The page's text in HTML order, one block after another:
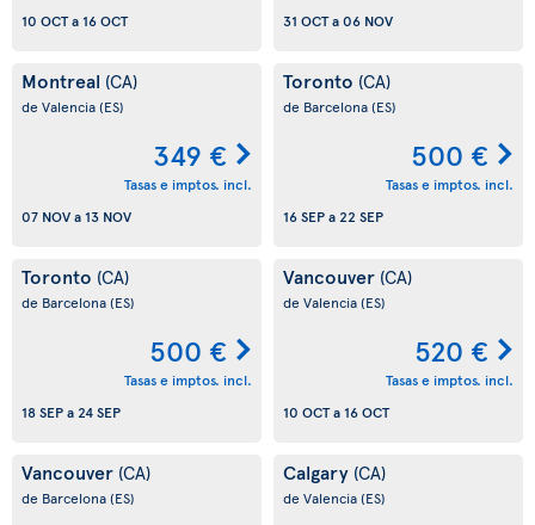
10 OCTa 16 OCT
31 OCTa06 NOV
Montreal (CA)
de Valencia(ES)
349 €
Tasas e imptos. incl.
07 NOVa 13 NOV
Toronto (CA)
de Barcelona(ES)
500 €
Tasas e imptos. incl.
16 SEPa22 SEP
Toronto (CA)
de Barcelona(ES)
500 €
Tasas e imptos. incl.
18 SEPa24 SEP
Vancouver (CA)
de Valencia(ES)
520 €
Tasas e imptos. incl.
10 OCTa 16 OCT
Vancouver (CA)
de Barcelona(ES)
Calgary (CA)
de Valencia(ES)